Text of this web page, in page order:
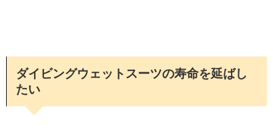
ダイビングウェットスーツの寿命を延ばし
たい